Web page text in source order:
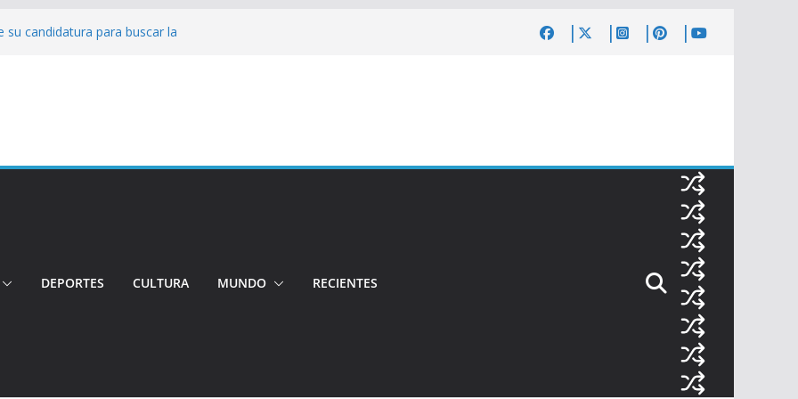
su candidatura para buscar la
Investigan crimen de un hombre en el
e incidentes marcaron la
DEPORTES CULTURA MUNDO RECIENTES